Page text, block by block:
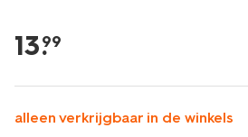
be/baby/babykamer/babykamer-
accessoires-
sierkussen-
40x40cm-
60410297.html
13.
99
alleen verkrijgbaar in de winkels